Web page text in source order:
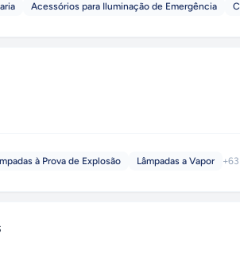
Acessórios para Iluminação de Emergência
à Prova de Explosão Lâmpadas a Vapor +63